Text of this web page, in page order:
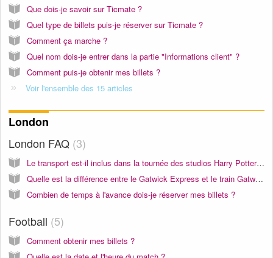
Que dois-je savoir sur Ticmate ?
Quel type de billets puis-je réserver sur Ticmate ?
Comment ça marche ?
Quel nom dois-je entrer dans la partie "Informations client" ?
Comment puis-je obtenir mes billets ?
Voir l'ensemble des 15 articles
London
London FAQ 3
Le transport est-il inclus dans la tournée des studios Harry Potter Warner Bros ?
Quelle est la différence entre le Gatwick Express et le train Gatwick Thameslink?
Combien de temps à l'avance dois-je réserver mes billets ?
Football 5
Comment obtenir mes billets ?